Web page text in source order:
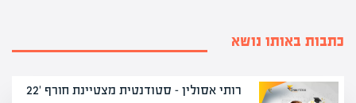
כתבות באותו נושא
רותי אסולין – סטודנטית מצטיינת חורף '22